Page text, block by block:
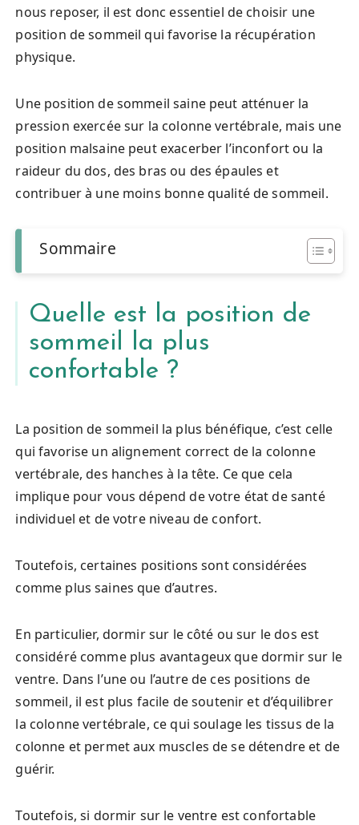
nous reposer, il est donc essentiel de choisir une
position de sommeil qui favorise la récupération
physique.
Une position de sommeil saine peut atténuer la
pression exercée sur la colonne vertébrale, mais une
position malsaine peut exacerber l’inconfort ou la
raideur du dos, des bras ou des épaules et
contribuer à une moins bonne qualité de sommeil.
Sommaire
Quelle est la position de
sommeil la plus
confortable ?
La position de sommeil la plus bénéfique, c’est celle
qui favorise un alignement correct de la colonne
vertébrale, des hanches à la tête. Ce que cela
implique pour vous dépend de votre état de santé
individuel et de votre niveau de confort.
Toutefois, certaines positions sont considérées
comme plus saines que d’autres.
En particulier, dormir sur le côté ou sur le dos est
considéré comme plus avantageux que dormir sur le
ventre. Dans l’une ou l’autre de ces positions de
sommeil, il est plus facile de soutenir et d’équilibrer
la colonne vertébrale, ce qui soulage les tissus de la
colonne et permet aux muscles de se détendre et de
guérir.
Toutefois, si dormir sur le ventre est confortable